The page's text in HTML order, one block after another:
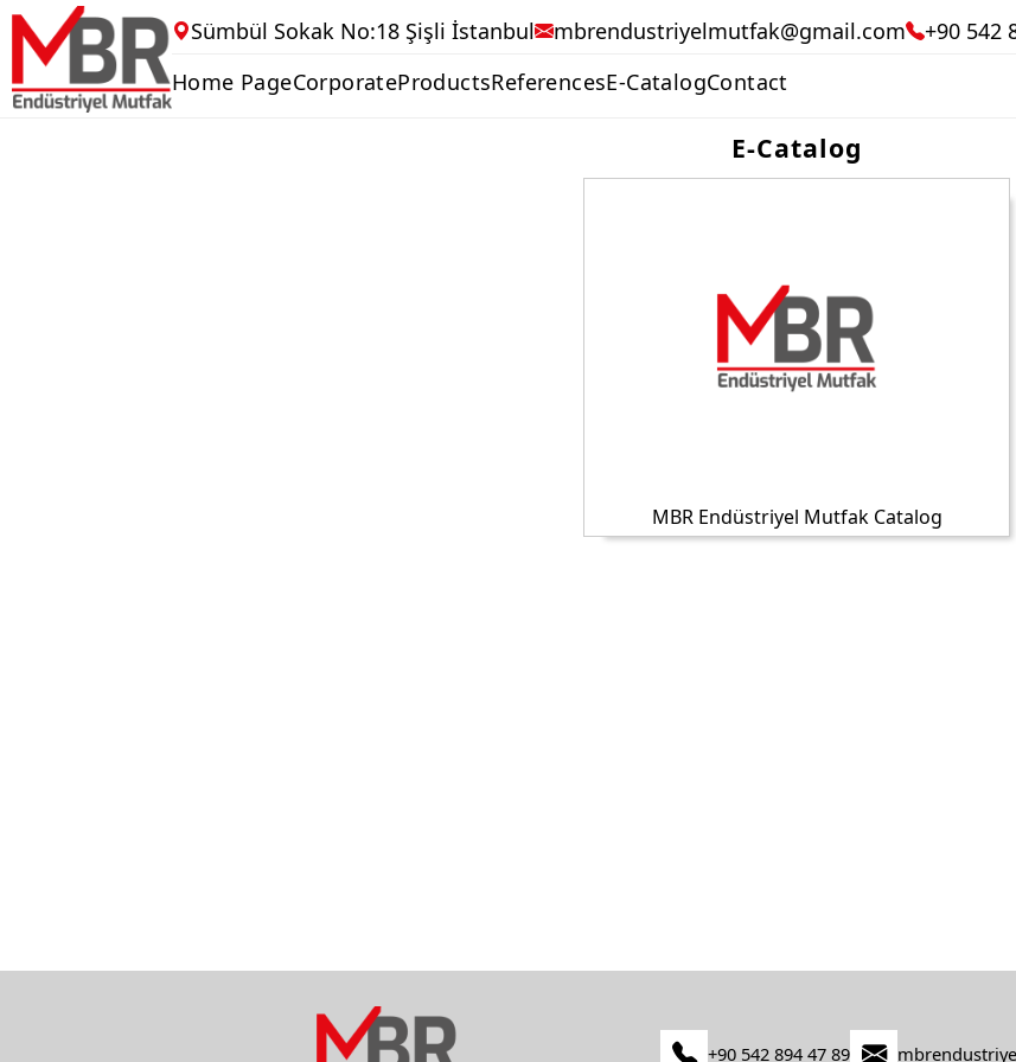
Sümbül Sokak No:18 Şişli İstanbul mbrendustriyelmutfak@gmail.com
+90 542
Home PageCorporateProductsReferencesE-CatalogContact
E-Catalog
MBR Endüstriyel Mutfak Catalog
+90 542 894 47 89